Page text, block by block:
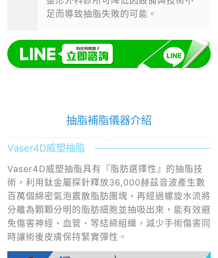
足而導致抽脂失敗的可能。
抽脂補脂儀器介紹
Vaser4D威塑抽脂
Vaser4D威塑抽脂具有『脂肪選擇性』的抽脂技
術，利用鈦金屬探針釋放36,000赫茲音波產生數
百萬個綿密氣泡震散脂肪團塊，再經過螺旋水流將
分離為顆顆分明的­脂肪細胞並抽吸出來，能有效避
免傷害神經、血管、等結締組織，減少手術傷害同
時讓術後皮膚保持緊實彈性。